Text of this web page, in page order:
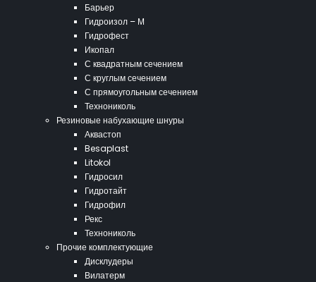
Барьер
Гидроизол – М
Гидрофест
Икопал
С квадратным сечением
С круглым сечением
С прямоугольным сечением
Технониколь
Резиновые набухающие шнуры
Аквастоп
Besaplast
Litokol
Гидросил
Гидротайт
Гидрофил
Рекс
Технониколь
Прочие комплектующие
Дисклудеры
Вилатерм